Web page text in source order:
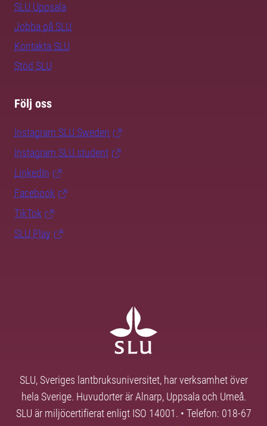
SLU Uppsala
Jobba på SLU
Kontakta SLU
Stöd SLU
Följ oss
Instagram SLU.Sweden
Instagram SLU.student
LinkedIn
Facebook
TikTok
SLU Play
SLU, Sveriges lantbruksuniversitet, har verksamhet över
hela Sverige. Huvudorter är Alnarp, Uppsala och Umeå.
SLU är miljöcertifierat enligt ISO 14001. • Telefon: 018-67